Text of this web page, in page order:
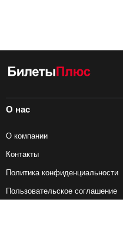
О нас
О компании
Контакты
Политика конфиденциальности
Пользовательское соглашение